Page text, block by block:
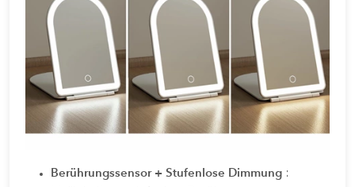
Berührungssensor + Stufenlose Dimmung :